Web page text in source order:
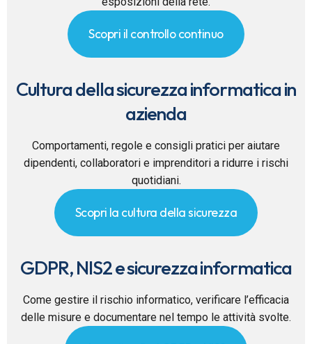
Scopri il controllo continuo
Cultura della sicurezza informatica in
azienda
Comportamenti, regole e consigli pratici per aiutare
dipendenti, collaboratori e imprenditori a ridurre i rischi
quotidiani.
Scopri la cultura della sicurezza
GDPR, NIS2 e sicurezza informatica
Come gestire il rischio informatico, verificare l’efficacia
delle misure e documentare nel tempo le attività svolte.